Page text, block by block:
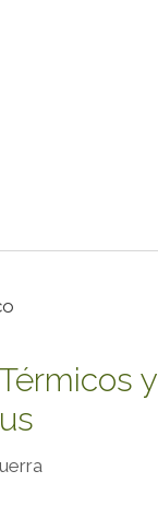
y